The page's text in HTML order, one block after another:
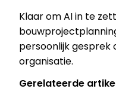
Klaar om AI in te
persoonlijk gesprek
organisatie.
Gerelateerde